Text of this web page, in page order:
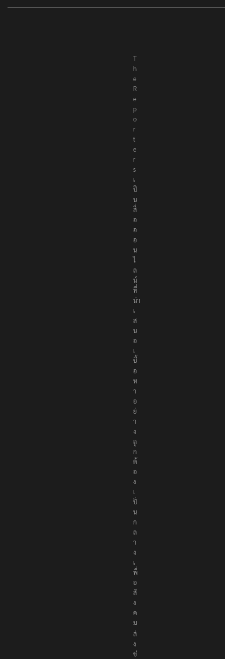
T
h
e
R
e
p
o
r
t
e
r
s
เ
ป็
น
สื่
อ
อ
อ
น
ไ
ล
น์
ที่
นำ
เ
ส
น
อ
เ
นื้
อ
ห
า
อ
ย่
า
ง
ถู
ก
ต้
อ
ง
เ
ป็
น
ก
ล
า
ง
เ
พื่
อ
สั
ง
ค
ม
ส่
ง
ข่